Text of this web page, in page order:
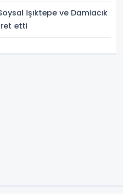
Işıktepe ve Damlacık
etti